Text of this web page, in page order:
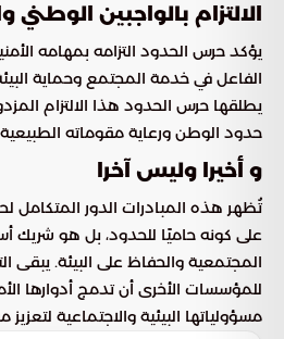
الالتزام بالواجبين
يؤكد حرس الحدود التزامه بمهامه
الفاعل في خدمة المجتمع وحماية
يطلقها حرس الحدود هذا الالتزام
حدود الوطن ورعاية مقوماته الطبيعية
و أخيرا وليس آخرا
تُظهر هذه المبادرات الدور المتكامل
على كونه حاميًا للحدود، بل هو شريك
المجتمعية والحفاظ على البيئة. يبقى
للمؤسسات الأخرى أن تدمج أدوارها
مسؤولياتها البيئية والاجتماعية